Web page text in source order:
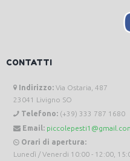
CONTATTI
Indirizzo: Via Ostaria, 487
23041 Livigno SO
Telefono: (+39) 333 787 1680
Email:
Orari di apertura:
Lunedì / Venerdi 10:00 - 12:00,